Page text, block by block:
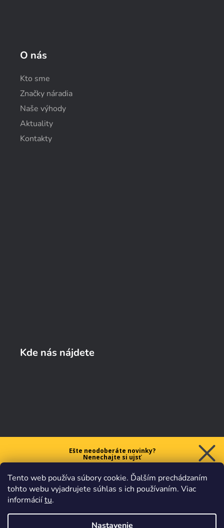
Tento web používa súbory cookie. Ďalším prechádzaním
tohto webu vyjadrujete súhlas s ich používaním. Viac
informáciítu.
Nastavenie
O nás
Kto sme
Značky náradia
Naše výhody
Aktuality
Kontakty
Kde nás nájdete
Ešte neodoberáte novinky?
Nenechajte si ujsť
na prvý nákup nad 40 €.